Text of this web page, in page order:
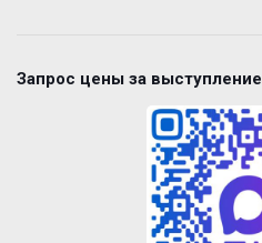
Запрос цены за выступление